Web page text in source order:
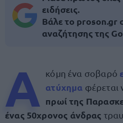
ειδήσεις.
Βάλε το proson.gr
αναζήτησης της
Α κόμη ένα σοβαρό
ατύχημα φέρεται
πρωί της
ένας 50χρονος άνδρας